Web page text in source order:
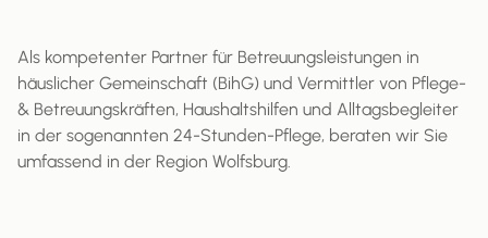
Als kompetenter Partner für Betreuungsleistungen in
häuslicher Gemeinschaft (BihG) und Vermittler von Pflege-
& Betreuungskräften, Haushaltshilfen und Alltagsbegleiter
in der sogenannten 24-Stunden-Pflege, beraten wir Sie
umfassend in der Region Wolfsburg.